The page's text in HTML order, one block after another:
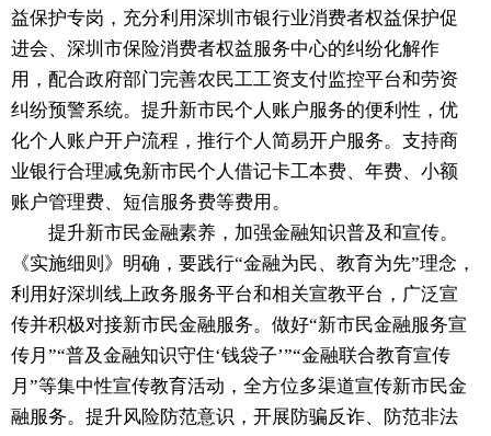
益保护专岗，充分利用深圳市银行业消费者权益保护促
进会、深圳市保险消费者权益服务中心的纠纷化解作
用，配合政府部门完善农民工工资支付监控平台和劳资
纠纷预警系统。提升新市民个人账户服务的便利性，优
化个人账户开户流程，推行个人简易开户服务。支持商
业银行合理减免新市民个人借记卡工本费、年费、小额
账户管理费、短信服务费等费用。
提升新市民金融素养，加强金融知识普及和宣传。
《实施细则》明确，要践行“金融为民、教育为先”理念，
利用好深圳线上政务服务平台和相关宣教平台，广泛宣
传并积极对接新市民金融服务。做好“新市民金融服务宣
传月”“普及金融知识守住‘钱袋子’”“金融联合教育宣传
月”等集中性宣传教育活动，全方位多渠道宣传新市民金
融服务。提升风险防范意识，开展防骗反诈、防范非法